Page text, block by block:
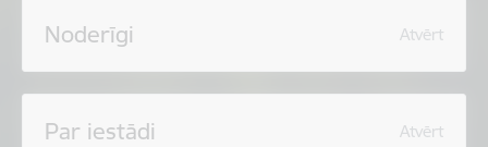
Noderīgi Atvērt
Par iestādi Atvērt